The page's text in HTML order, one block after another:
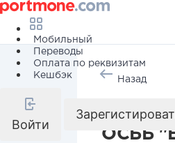
Мобильный
Переводы
Оплата по реквизитам
Кешбэк
Войти
Назад
ОСББ